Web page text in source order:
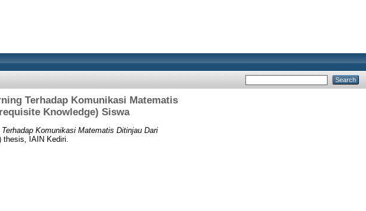
Terhadap Komunikasi Matematis
Knowledge) Siswa
Komunikasi Matematis Ditinjau Dari
thesis, IAIN Kediri.